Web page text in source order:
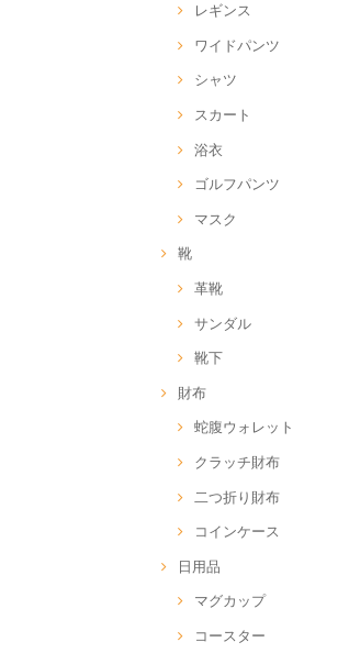
レギンス
ワイドパンツ
シャツ
スカート
浴衣
ゴルフパンツ
マスク
靴
革靴
サンダル
靴下
財布
蛇腹ウォレット
クラッチ財布
二つ折り財布
コインケース
日用品
マグカップ
コースター